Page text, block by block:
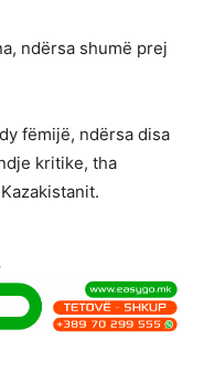
ndërsa shumë prej
fëmijë, ndërsa disa
kritike, tha